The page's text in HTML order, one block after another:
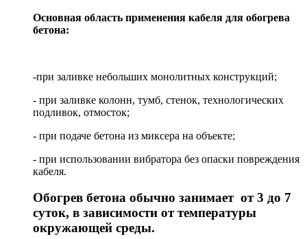
Основная область применения кабеля для обогрева
бетона:
‐при заливке небольших монолитных конструкций;
‐ при заливке колонн, тумб, стенок, технологических
подливок, отмосток;
‐ при подаче бетона из миксера на объекте;
‐ при использовании вибратора без опаски повреждения
кабеля.
Обогрев бетона обычно занимает от 3 до 7
суток, в зависимости от температуры
окружающей среды.